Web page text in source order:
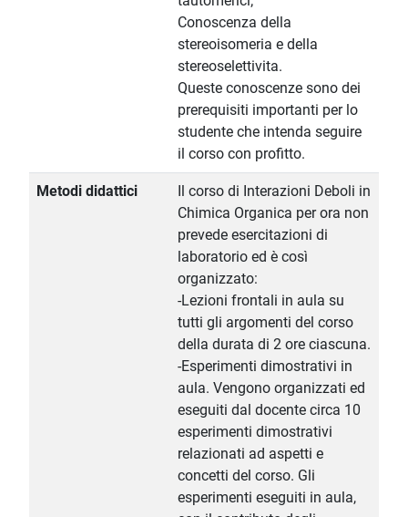
Conoscenza della
stereoisomeria e della
stereoselettivita.
Queste conoscenze sono dei
prerequisiti importanti per lo
studente che intenda seguire
il corso con profitto.
Metodi didattici
Il corso di Interazioni Deboli in
Chimica Organica per ora non
prevede esercitazioni di
laboratorio ed è così
organizzato:
-Lezioni frontali in aula su
tutti gli argomenti del corso
della durata di 2 ore ciascuna.
-Esperimenti dimostrativi in
aula. Vengono organizzati ed
eseguiti dal docente circa 10
esperimenti dimostrativi
relazionati ad aspetti e
concetti del corso. Gli
esperimenti eseguiti in aula,